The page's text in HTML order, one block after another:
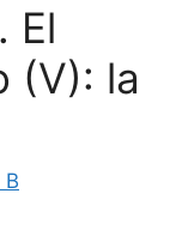
El
(V): la